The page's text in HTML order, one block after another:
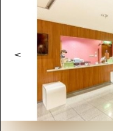
รายการ
คำแน
ศิลปะ
งานอี
อาห
คอร์สตัว
รายก
คู่มือ
ฮิโรชิ
บริเว
จุดหมาย
รายก
บริเ
อีเว้นท์
ข้อมูลตา